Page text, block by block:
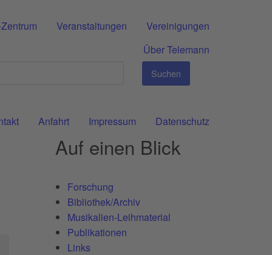
Veranstaltungen
Vereinigungen
Über Telemann
Suchen
Anfahrt Impressum Datenschutz
Auf einen Blick
Forschung
Bibliothek/Archiv
Musikalien-Leihmaterial
Publikationen
Links